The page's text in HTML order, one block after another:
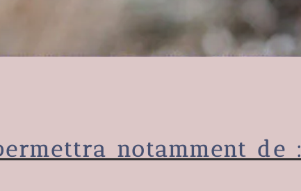
notamment de :